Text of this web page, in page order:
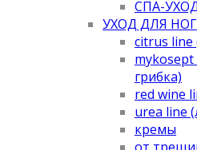
СПА-
УХОД ДЛЯ НОГ
citrus line
грибка)
red wine
urea line
кремы